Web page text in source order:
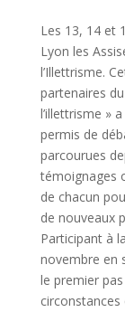
Les 13, 14 et
Lyon les
l’Illettrisme.
partenaires
l’illettrisme »
permis de
parcourues
témoignages
de chacun
de nouveaux
Participant à
novembre en
le premier